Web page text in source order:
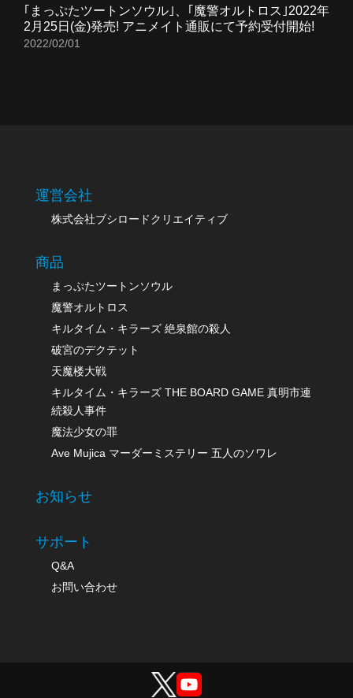
｢まっぷたツートンソウル｣、｢魔警オルトロス｣2022年
2月25日(金)発売! アニメイト通販にて予約受付開始!
2022/02/01
運営会社
株式会社ブシロードクリエイティブ
商品
まっぷたツートンソウル
魔警オルトロス
キルタイム・キラーズ 絶泉館の殺人
破宮のデクテット
天魔楼大戦
キルタイム・キラーズ THE BOARD GAME 真明市連
続殺人事件
魔法少女の罪
Ave Mujica マーダーミステリー 五人のソワレ
お知らせ
サポート
Q&A
お問い合わせ